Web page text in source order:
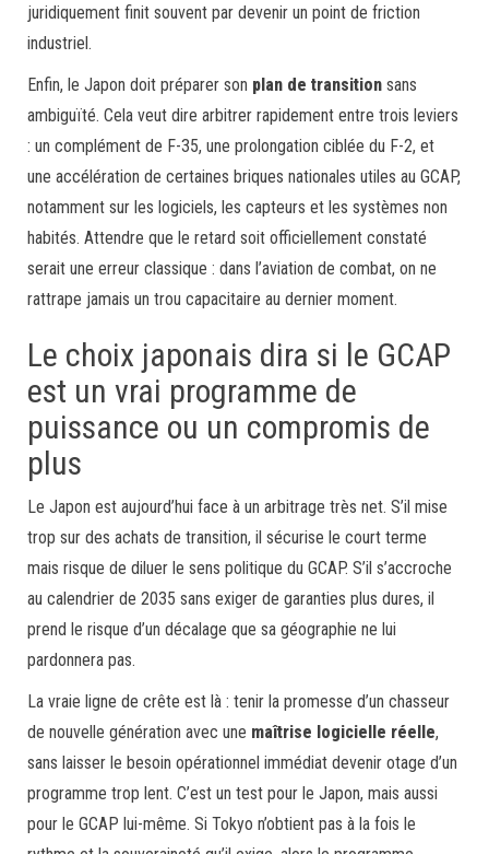
juridiquement finit souvent par devenir un point de friction
industriel.
Enfin, le Japon doit préparer son plan de transition sans
ambiguïté. Cela veut dire arbitrer rapidement entre trois leviers
: un complément de F-35, une prolongation ciblée du F-2, et
une accélération de certaines briques nationales utiles au GCAP,
notamment sur les logiciels, les capteurs et les systèmes non
habités. Attendre que le retard soit officiellement constaté
serait une erreur classique : dans l’aviation de combat, on ne
rattrape jamais un trou capacitaire au dernier moment.
Le choix japonais dira si le GCAP
est un vrai programme de
puissance ou un compromis de
plus
Le Japon est aujourd’hui face à un arbitrage très net. S’il mise
trop sur des achats de transition, il sécurise le court terme
mais risque de diluer le sens politique du GCAP. S’il s’accroche
au calendrier de 2035 sans exiger de garanties plus dures, il
prend le risque d’un décalage que sa géographie ne lui
pardonnera pas.
La vraie ligne de crête est là : tenir la promesse d’un chasseur
de nouvelle génération avec une maîtrise logicielle réelle,
sans laisser le besoin opérationnel immédiat devenir otage d’un
programme trop lent. C’est un test pour le Japon, mais aussi
pour le GCAP lui-même. Si Tokyo n’obtient pas à la fois le